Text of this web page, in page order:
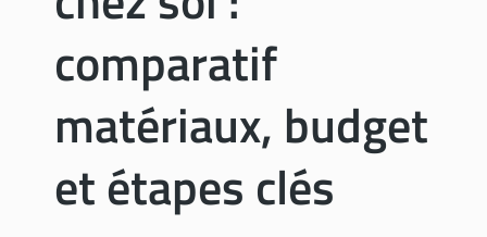
a
i
n
d
p
l
o
c
i
o
n
n
comparatif
matériaux, budget
et étapes clés